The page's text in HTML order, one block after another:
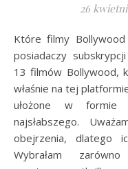
26
Które filmy Bollywood warto obejrzeć na Netflixie? Dla
posiadaczy
13 filmów Bollywood,
właśnie na tej
ułożone w formie
najsłabszego.
obejrzenia, dlatego
Wybrałam